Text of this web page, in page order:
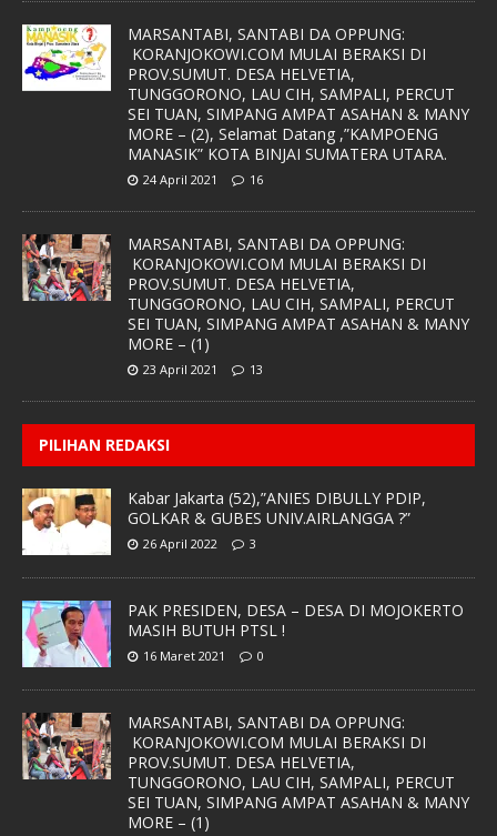
MARSANTABI, SANTABI DA OPPUNG:
KORANJOKOWI.COM MULAI BERAKSI DI
PROV.SUMUT. DESA HELVETIA,
TUNGGORONO, LAU CIH, SAMPALI, PERCUT
SEI TUAN, SIMPANG AMPAT ASAHAN & MANY
MORE – (2), Selamat Datang ,”KAMPOENG
MANASIK” KOTA BINJAI SUMATERA UTARA.
24 April 2021 16
MARSANTABI, SANTABI DA OPPUNG:
KORANJOKOWI.COM MULAI BERAKSI DI
PROV.SUMUT. DESA HELVETIA,
TUNGGORONO, LAU CIH, SAMPALI, PERCUT
SEI TUAN, SIMPANG AMPAT ASAHAN & MANY
MORE – (1)
23 April 2021 13
PILIHAN REDAKSI
Kabar Jakarta (52),”ANIES DIBULLY PDIP,
GOLKAR & GUBES UNIV.AIRLANGGA ?”
26 April 2022 3
PAK PRESIDEN, DESA – DESA DI MOJOKERTO
MASIH BUTUH PTSL !
16 Maret 2021 0
MARSANTABI, SANTABI DA OPPUNG:
KORANJOKOWI.COM MULAI BERAKSI DI
PROV.SUMUT. DESA HELVETIA,
TUNGGORONO, LAU CIH, SAMPALI, PERCUT
SEI TUAN, SIMPANG AMPAT ASAHAN & MANY
MORE – (1)